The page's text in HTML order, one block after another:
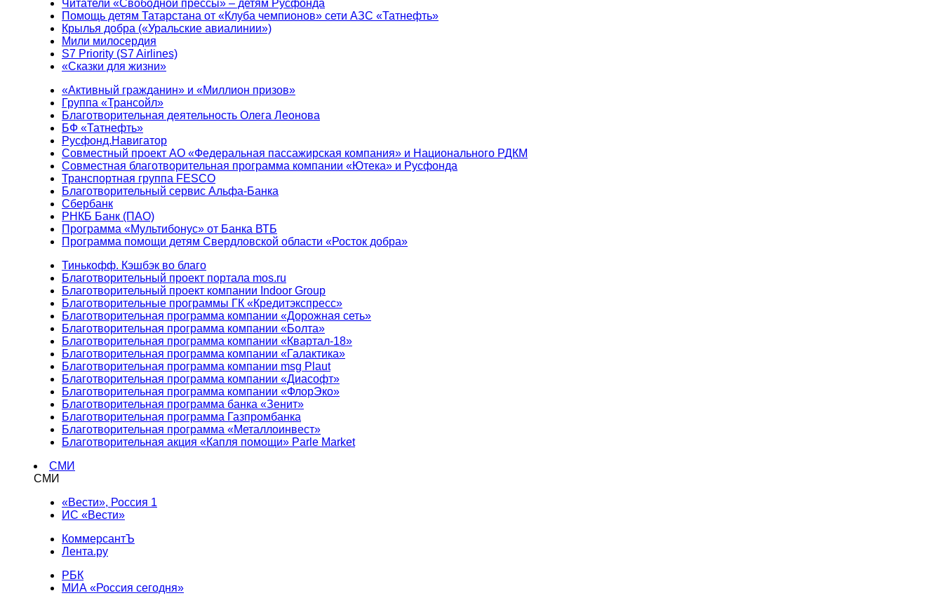
Читатели «Свободной прессы» – детям Русфонда
Помощь детям Татарстана от «Клуба чемпионов» сети АЗС «Татнефть»
Крылья добра («Уральские авиалинии»)
Мили милосердия
S7 Priority (S7 Airlines)
«Сказки для жизни»
«Активный гражданин» и «Миллион призов»
Группа «Трансойл»
Благотворительная деятельность Олега Леонова
БФ «Татнефть»
Русфонд.Навигатор
Совместный проект АО «Федеральная пассажирская компания» и Национального РДКМ
Совместная благотворительная программа компании «Ютека» и Русфонда
Транспортная группа FESCO
Благотворительный сервис Альфа-Банка
Сбербанк
РНКБ Банк (ПАО)
Программа «Мультибонус» от Банка ВТБ
Программа помощи детям Свердловской области «Росток добра»
Тинькофф. Кэшбэк во благо
Благотворительный проект портала mos.ru
Благотворительный проект компании Indoor Group
Благотворительные программы ГК «Кредитэкспресс»
Благотворительная программа компании «Дорожная сеть»
Благотворительная программа компании «Болта»
Благотворительная программа компании «Квартал-18»
Благотворительная программа компании «Галактика»
Благотворительная программа компании msg Plaut
Благотворительная программа компании «Диасофт»
Благотворительная программа компании «ФлорЭко»
Благотворительная программа банка «Зенит»
Благотворительная программа Газпромбанка
Благотворительная программа «Металлоинвест»
Благотворительная акция «Капля помощи» Parle Market
СМИ
СМИ
«Вести», Россия 1
ИС «Вести»
КоммерсантЪ
Лента.ру
РБК
МИА «Россия сегодня»